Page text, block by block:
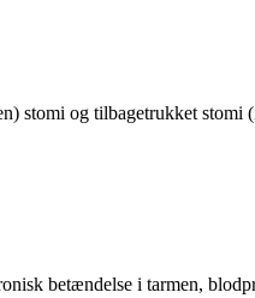
stomi og tilbagetrukket stomi
betændelse i tarmen,